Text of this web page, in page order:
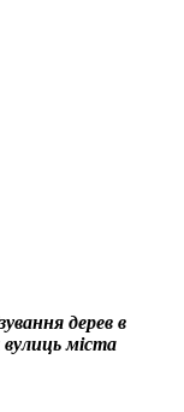
дерев в
вулиць міста